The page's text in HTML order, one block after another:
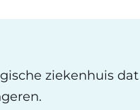
ziekenhuis